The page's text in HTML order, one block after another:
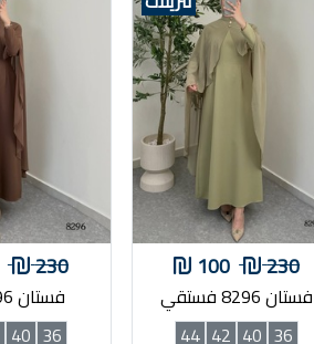
230
100
فستان 8296 فستقي
36
40
42
44
230
فستان 8296 بني
36
40